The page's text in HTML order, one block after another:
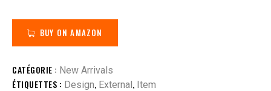
BUY ON AMAZON
CATÉGORIE : New Arrivals
ÉTIQUETTES : Design, External, Item